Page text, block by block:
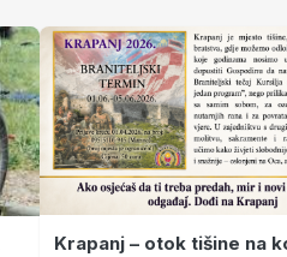
Krapanj – otok tišine na